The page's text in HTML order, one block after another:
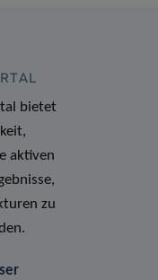
bietet
aktiven
zu